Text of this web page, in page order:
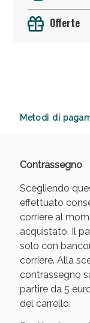
Offerte
Metodi di
Contrassegno
Scegliendo
effettuato
corriere al
acquistato. Il
solo con
corriere. Alla
contrassegno
partire da 5
del carrello.